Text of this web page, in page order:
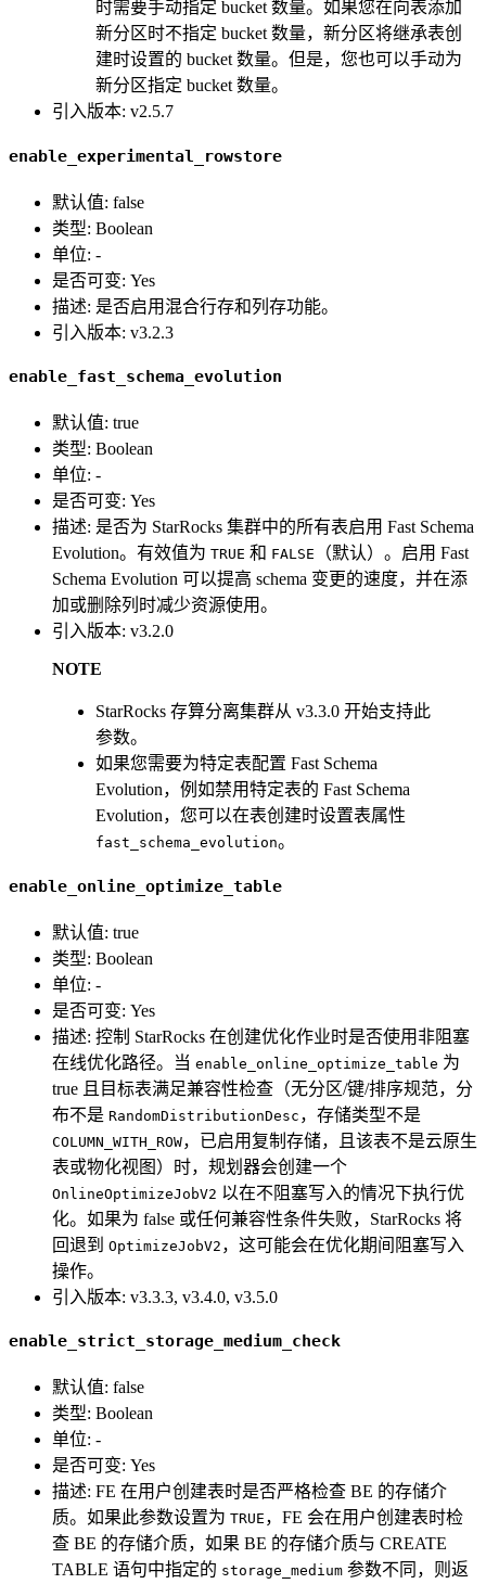
时需要手动指定 bucket 数量。如果您在向表添加
新分区时不指定 bucket 数量，新分区将继承表创
建时设置的 bucket 数量。但是，您也可以手动为
新分区指定 bucket 数量。
引入版本: v2.5.7
enable_experimental_rowstore
默认值: false
类型: Boolean
单位: -
是否可变: Yes
描述: 是否启用混合行存和列存功能。
引入版本: v3.2.3
enable_fast_schema_evolution
默认值: true
类型: Boolean
单位: -
是否可变: Yes
描述: 是否为 StarRocks 集群中的所有表启用 Fast Schema
Evolution。有效值为 TRUE 和 FALSE
（默认）。启用 Fast
Schema Evolution 可以提高 schema 变更的速度，并在添
加或删除列时减少资源使用。
引入版本: v3.2.0
NOTE
StarRocks 存算分离集群从 v3.3.0 开始支持此
参数。
如果您需要为特定表配置 Fast Schema
Evolution，例如禁用特定表的 Fast Schema
Evolution，您可以在表创建时设置表属性
fast_schema_evolution。
enable_online_optimize_table
默认值: true
类型: Boolean
单位: -
是否可变: Yes
描述: 控制 StarRocks 在创建优化作业时是否使用非阻塞
在线优化路径。当 enable_online_optimize_table 为
true 且目标表满足兼容性检查（无分区/键/排序规范，分
布不是 RandomDistributionDesc ，存储类型不是
COLUMN_WITH_ROW，已启用复制存储，且该表不是云原生
表或物化视图）时，规划器会创建一个
OnlineOptimizeJobV2 以在不阻塞写入的情况下执行优
化。如果为 false 或任何兼容性条件失败，StarRocks 将
回退到 OptimizeJobV2 ，这可能会在优化期间阻塞写入
操作。
引入版本: v3.3.3, v3.4.0, v3.5.0
enable_strict_storage_medium_check
默认值: false
类型: Boolean
单位: -
是否可变: Yes
描述: FE 在用户创建表时是否严格检查 BE 的存储介
质。如果此参数设置为 TRUE ，FE 会在用户创建表时检
查 BE 的存储介质，如果 BE 的存储介质与 CREATE
TABLE 语句中指定的 storage_medium 参数不同，则返